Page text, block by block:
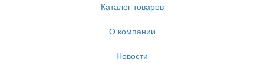
Каталог товаров
О компании
Новости